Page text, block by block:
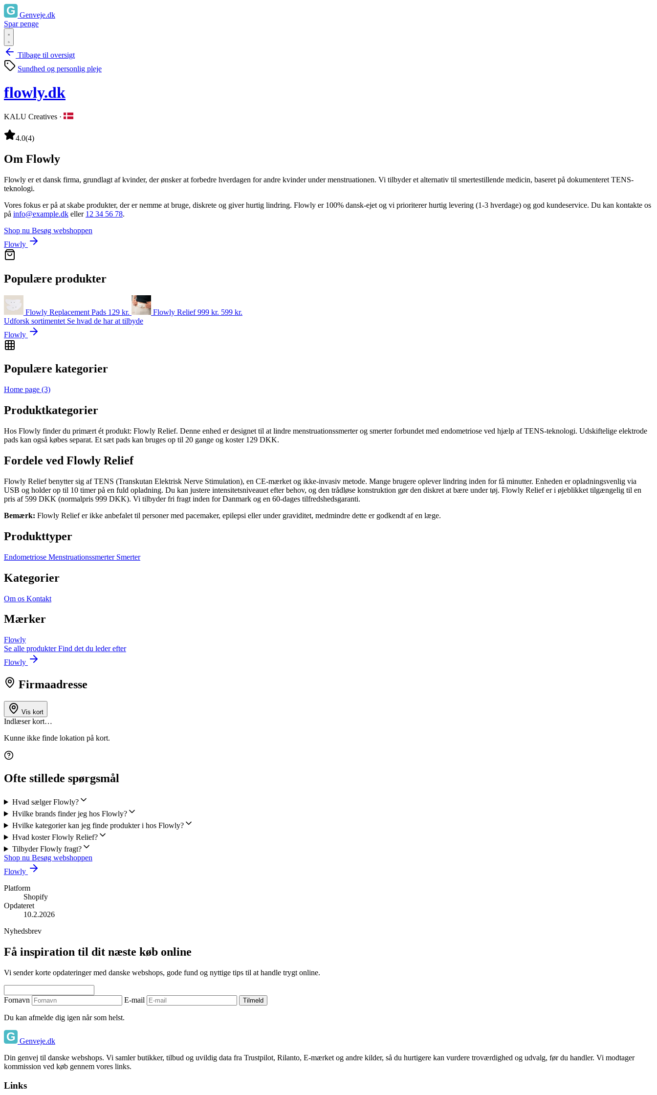
Genveje.dk
Spar penge
Tilbage til oversigt
Sundhed og personlig pleje
flowly.dk
KALU Creatives ·
4.0(4)
Om Flowly
Flowly er et dansk firma, grundlagt af kvinder, der ønsker at forbedre hverdagen for andre kvinder under menstruationen. Vi tilbyder et alternativ til smertestillende medicin, baseret på dokumenteret TENS-
teknologi.
Vores fokus er på at skabe produkter, der er nemme at bruge, diskrete og giver hurtig lindring. Flowly er 100% dansk-ejet og vi prioriterer hurtig levering (1-3 hverdage) og god kundeservice. Du kan kontakte os
på info@example.dk eller 12 34 56 78.
Shop nu Besøg webshoppen
Flowly
Populære produkter
Flowly Replacement Pads 129 kr. Flowly Relief999 kr. 599 kr.
Udforsk sortimentet Se hvad de har at tilbyde
Flowly
Populære kategorier
Home page (3)
Produktkategorier
Hos Flowly finder du primært ét produkt: Flowly Relief. Denne enhed er designet til at lindre menstruationssmerter og smerter forbundet med endometriose ved hjælp af TENS-teknologi. Udskiftelige elektrode
pads kan også købes separat. Et sæt pads kan bruges op til 20 gange og koster 129 DKK.
Fordele ved Flowly Relief
Flowly Relief benytter sig af TENS (Transkutan Elektrisk Nerve Stimulation), en CE-mærket og ikke-invasiv metode. Mange brugere oplever lindring inden for få minutter. Enheden er opladningsvenlig via
USB og holder op til 10 timer på en fuld opladning. Du kan justere intensitetsniveauet efter behov, og den trådløse konstruktion gør den diskret at bære under tøj. Flowly Relief er i øjeblikket tilgængelig til en
pris af 599 DKK (normalpris 999 DKK). Vi tilbyder fri fragt inden for Danmark og en 60-dages tilfredshedsgaranti.
Bemærk: Flowly Relief er ikke anbefalet til personer med pacemaker, epilepsi eller under graviditet, medmindre dette er godkendt af en læge.
Produkttyper
Endometriose Menstruationssmerter Smerter
Kategorier
Om os Kontakt
Mærker
Flowly
Se alle produkterFind det du leder efter
Flowly
Firmaadresse
Vis kort
Indlæser kort…
Kunne ikke finde lokation på kort.
Ofte stillede spørgsmål
Hvad sælger Flowly?
Hvilke brands finder jeg hos Flowly?
Hvilke kategorier kan jeg finde produkter i hos Flowly?
Hvad koster Flowly Relief?
Tilbyder Flowly fragt?
Shop nu Besøg webshoppen
Flowly
Platform
Shopify
Opdateret
10.2.2026
Nyhedsbrev
Få inspiration til dit næste køb online
Vi sender korte opdateringer med danske webshops, gode fund og nyttige tips til at handle trygt online.
Fornavn E-mail Tilmeld
Du kan afmelde dig igen når som helst.
Genveje.dk
Din genvej til danske webshops. Vi samler butikker, tilbud og uvildig data fra Trustpilot, Rilanto, E-mærket og andre kilder, så du hurtigere kan vurdere troværdighed og udvalg, før du handler. Vi modtager
kommission ved køb gennem vores links.
Links